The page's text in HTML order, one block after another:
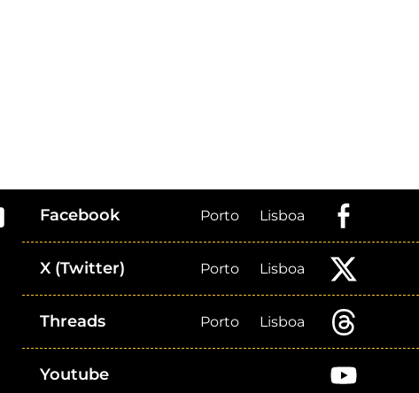
Facebook Porto Lisboa
X (Twitter) Porto Lisboa
Threads Porto Lisboa
Youtube